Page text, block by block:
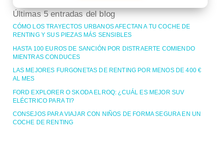
Últimas 5 entradas del blog
CÓMO LOS TRAYECTOS URBANOS AFECTAN A TU COCHE DE
RENTING Y SUS PIEZAS MÁS SENSIBLES
HASTA 100 EUROS DE SANCIÓN POR DISTRAERTE COMIENDO
MIENTRAS CONDUCES
LAS MEJORES FURGONETAS DE RENTING POR MENOS DE 400 €
AL MES
FORD EXPLORER O SKODA ELROQ: ¿CUÁL ES MEJOR SUV
ELÉCTRICO PARA TI?
CONSEJOS PARA VIAJAR CON NIÑOS DE FORMA SEGURA EN UN
COCHE DE RENTING